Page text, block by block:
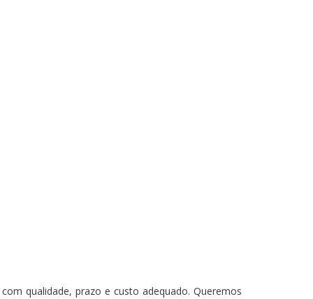
qualidade, prazo e custo adequado. Queremos